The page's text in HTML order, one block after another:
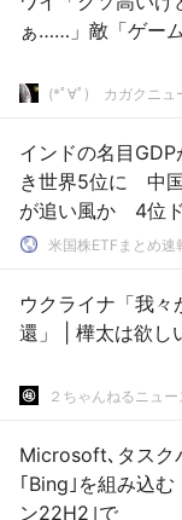
ぁ……」敵「ゲー
(*ﾟ∀ﾟ)ゞカガクニュ
インドの名目
き世界5位に 中
が追い風か 4位
米国株ETFまとめ速
ウクライナ「我々
還」 | 樺太は欲し
２ちゃんねるニュ
Microsoft､タスク
｢Bing｣を組み込
ン22H2｣で